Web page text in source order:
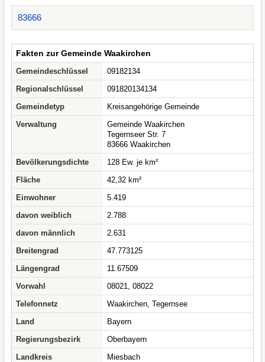
83666
Fakten zur Gemeinde Waakirchen
Gemeindeschlüssel
09182134
Regionalschlüssel
091820134134
Gemeindetyp
Kreisangehörige Gemeinde
Verwaltung
Gemeinde Waakirchen
Tegernseer Str. 7
83666 Waakirchen
Bevölkerungsdichte
128 Ew. je km²
Fläche
42,32 km²
Einwohner
5.419
davon weiblich
2.788
davon männlich
2.631
Breitengrad
47.773125
Längengrad
11.67509
Vorwahl
08021, 08022
Telefonnetz
Waakirchen, Tegernsee
Land
Bayern
Regierungsbezirk
Oberbayern
Landkreis
Miesbach